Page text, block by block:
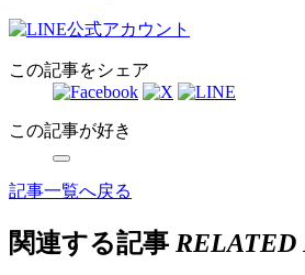
この記事をシェア
この記事が好き
記事一覧へ戻る
関連する記事 RELATED